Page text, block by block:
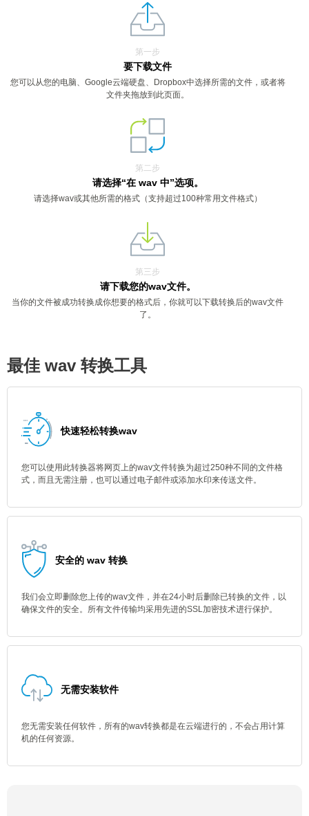
第一步
要下载文件
您可以从您的电脑、Google云端硬盘、Dropbox中选择所需的文件，或者将
文件夹拖放到此页面。
第二步
请选择“在 wav 中”选项。
请选择wav或其他所需的格式（支持超过100种常用文件格式）
第三步
请下载您的wav文件。
当你的文件被成功转换成你想要的格式后，你就可以下载转换后的wav文件
了。
最佳 wav 转换工具
快速轻松转换wav
您可以使用此转换器将网页上的wav文件转换为超过250种不同的文件格
式，而且无需注册，也可以通过电子邮件或添加水印来传送文件。
安全的 wav 转换
我们会立即删除您上传的wav文件，并在24小时后删除已转换的文件，以
确保文件的安全。所有文件传输均采用先进的SSL加密技术进行保护。
无需安装软件
您无需安装任何软件，所有的wav转换都是在云端进行的，不会占用计算
机的任何资源。